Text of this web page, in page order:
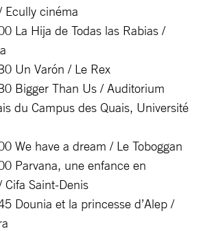
Ecully cinéma
La Hija de Todas las Rabias /
Un Varón / Le Rex
Bigger Than Us / Auditorium
du Campus des Quais, Université
We have a dream / Le Toboggan
Parvana, une enfance en
Cifa Saint-Denis
Dounia et la princesse d’Alep /